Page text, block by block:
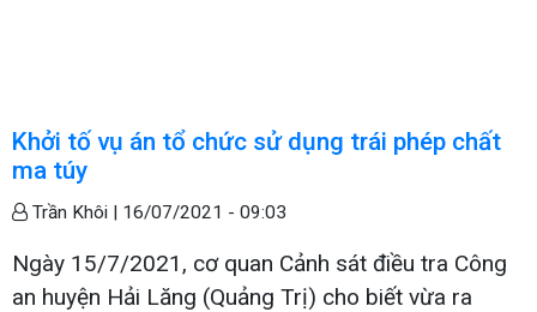
Khởi tố vụ án tổ chức sử dụng trái phép chất
ma túy
Trần Khôi | 16/07/2021 - 09:03
Ngày 15/7/2021, cơ quan Cảnh sát điều tra Công
an huyện Hải Lăng (Quảng Trị) cho biết vừa ra